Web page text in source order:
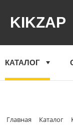
KIKZAP
КАТАЛОГ
Главная Каталог